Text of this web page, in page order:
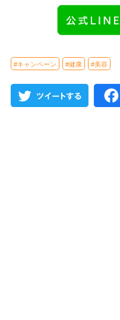
#キャンペーン #健康 #美容